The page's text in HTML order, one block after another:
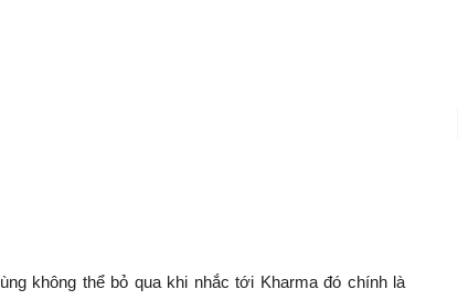
không thể bỏ qua khi nhắc tới Kharma đó chính là